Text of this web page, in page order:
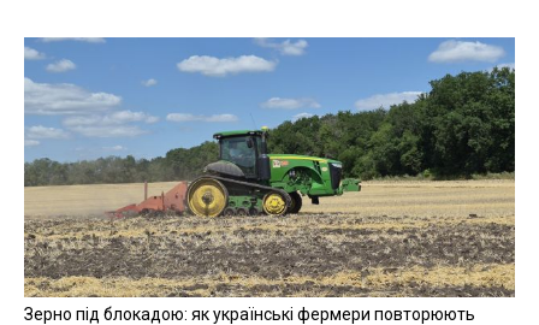
Зерно під блокадою: як українські фермери повторюють